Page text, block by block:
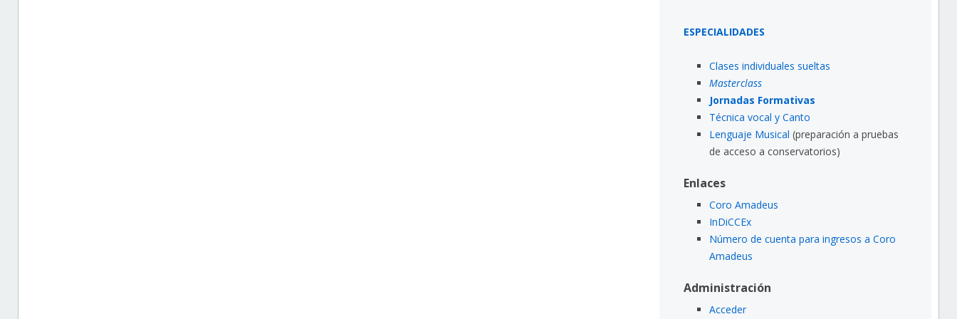
ESPECIALIDADES
Clases individuales sueltas
Masterclass
Jornadas Formativas
Técnica vocal y Canto
Lenguaje Musical (preparación a pruebas
de acceso a conservatorios)
Enlaces
Coro Amadeus
InDiCCEx
Número de cuenta para ingresos a Coro
Amadeus
Administración
Acceder